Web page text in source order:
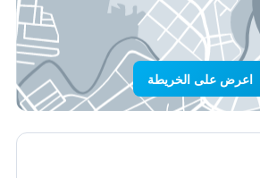
اعرض على الخريطة